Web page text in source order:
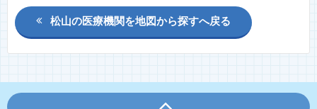
松山の医療機関を地図から探すへ戻る